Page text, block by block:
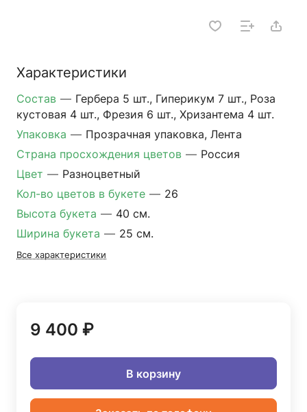
Характеристики
Состав — Гербера 5 шт., Гиперикум 7 шт., Роза
кустовая 4 шт., Фрезия 6 шт., Хризантема 4 шт.
Упаковка — Прозрачная упаковка, Лента
Страна просхождения цветов — Россия
Цвет — Разноцветный
Кол-во цветов в букете — 26
Высота букета — 40 см.
Ширина букета — 25 см.
Все характеристики
9 400 ₽
В корзину